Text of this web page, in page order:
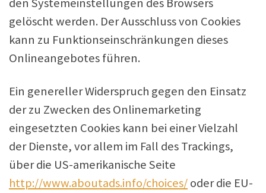
gelöscht werden. Der Ausschluss von Cookies
kann zu Funktionseinschränkungen dieses
Onlineangebotes führen.
Ein genereller Widerspruch gegen den Einsatz
der zu Zwecken des Onlinemarketing
eingesetzten Cookies kann bei einer Vielzahl
der Dienste, vor allem im Fall des Trackings,
über die US-amerikanische Seite
http://www.aboutads.info/choices/oder die EU-